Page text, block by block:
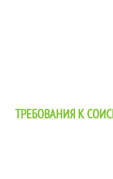
ТРЕБОВАНИЯ К